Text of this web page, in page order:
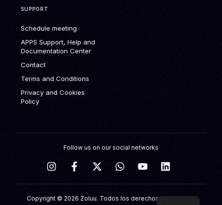
SUPPORT
Schedule meeting
APPS Support, Help and
Documentation Center
Contact
Terms and Conditions
Privacy and Cookies
Policy
Copyright © 2026 Zoluu. Todos los derechos reservados.
Follow us on our social networks